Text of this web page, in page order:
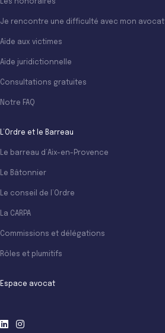
Les honoraires
Je rencontre une difficulté avec mon avocat
Aide aux victimes
Aide juridictionnelle
Consultations gratuites
Notre FAQ
L’Ordre et le Barreau
Le barreau d’Aix-en-Provence
Le Bâtonnier
Le conseil de l’Ordre
La CARPA
Commissions et délégations
Rôles et plumitifs
Espace avocat